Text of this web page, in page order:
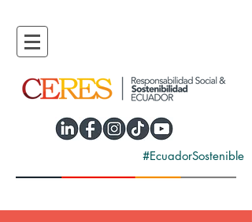
#EcuadorSostenible